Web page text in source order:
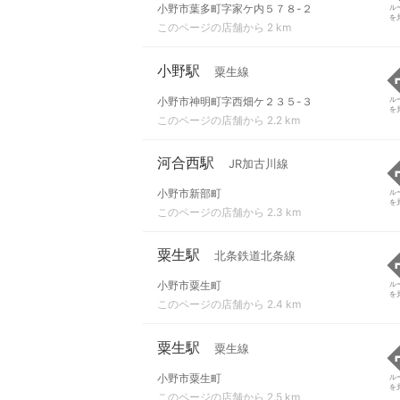
小野市葉多町字家ケ内５７８-２
このページの店舗から 2 km
ル
を
小野駅 粟生線
小野市神明町字西畑ケ２３５-３
このページの店舗から 2.2 km
ル
を
河合西駅 JR加古川線
小野市新部町
このページの店舗から 2.3 km
ル
を
粟生駅 北条鉄道北条線
小野市粟生町
このページの店舗から 2.4 km
ル
を
粟生駅 粟生線
小野市粟生町
このページの店舗から 2.5 km
ル
を